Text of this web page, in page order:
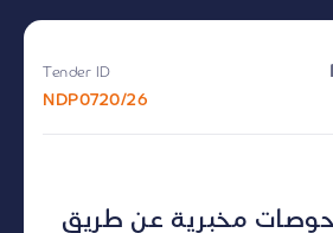
Tender ID
NDP0720/26
مخبرية عن طريق